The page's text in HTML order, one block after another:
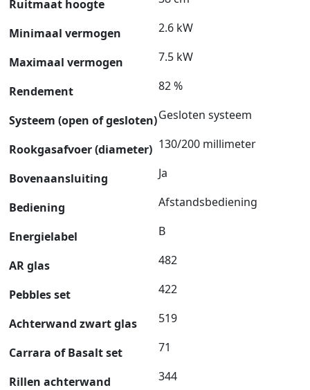
Ruitmaat hoogte
Minimaal vermogen 2.6 kW
Maximaal vermogen 7.5 kW
Rendement 82 %
Systeem (open of gesloten)Gesloten systeem
Rookgasafvoer (diameter) 130/200 millimeter
Bovenaansluiting Ja
Bediening Afstandsbediening
Energielabel B
AR glas 482
Pebbles set 422
Achterwand zwart glas 519
Carrara of Basalt set 71
Rillen achterwand 344